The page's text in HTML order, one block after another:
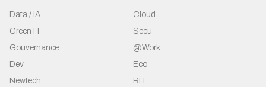
Data / IA
Cloud
Green IT
Secu
Gouvernance
@Work
Dev
Eco
Newtech
RH